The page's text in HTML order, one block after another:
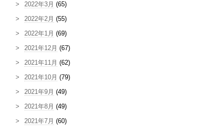
2022年3月 (65)
2022年2月 (55)
2022年1月 (69)
2021年12月 (67)
2021年11月 (62)
2021年10月 (79)
2021年9月 (49)
2021年8月 (49)
2021年7月 (60)